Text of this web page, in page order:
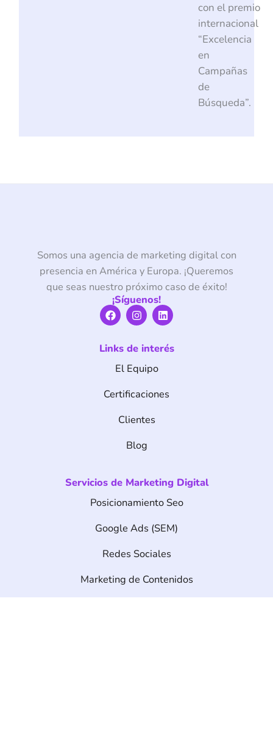
con el premio
internacional
“Excelencia
en
Campañas
de
Búsqueda”.
Somos una agencia de marketing digital con
presencia en América y Europa. ¡Queremos
que seas nuestro próximo caso de éxito!
¡Síguenos!
F
a
c
b
I
n
s
a
r
m
L
i
n
k
e
Links de interés
El Equipo
Certificaciones
Clientes
Blog
Servicios de Marketing Digital
Posicionamiento Seo
Google Ads (SEM)
Redes Sociales
Marketing de Contenidos